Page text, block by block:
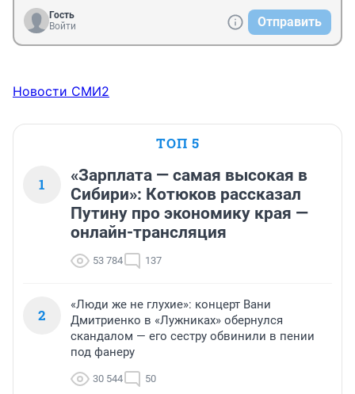
Гость
Войти
Отправить
Новости СМИ2
ТОП 5
1
«Зарплата — самая высокая в
Сибири»: Котюков рассказал
Путину про экономику края —
онлайн-трансляция
53 784 137
2
«Люди же не глухие»: концерт Вани
Дмитриенко в «Лужниках» обернулся
скандалом — его сестру обвинили в пении
под фанеру
30 544 50